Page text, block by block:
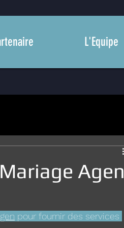
L'Equipe
Agen
pour fournir des services